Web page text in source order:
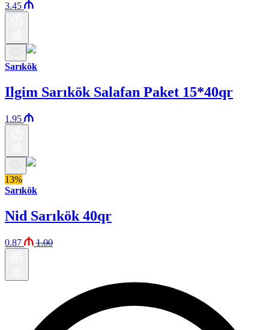
3.45
Sarıkök
Ilgim Sarıkök Salafan Paket 15*40qr
1.95
13%
Sarıkök
Nid Sarıkök 40qr
0.87 1.00